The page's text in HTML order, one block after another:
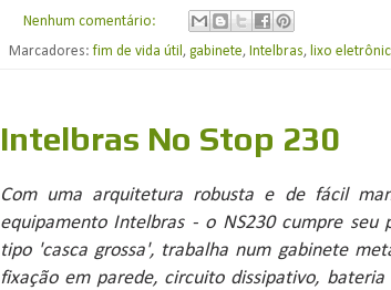
Nenhum comentário:
Marcadores:fim de vida útil , gabinete, Intelbras, lixo
Intelbras No Stop 230
Com uma arquitetura robusta e de fácil
equipamento Intelbras - o NS230 cumpre seu
tipo 'casca grossa', trabalha num gabinete
fixação em parede, circuito dissipativo,